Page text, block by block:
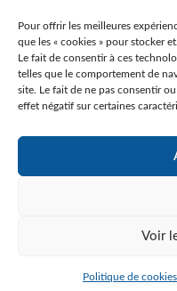
Pour offrir les meilleures
que les « cookies » pour stocker
Le fait de consentir à ces
telles que le comportement de
site. Le fait de ne pas consentir
effet négatif sur certaines
Voir
Politique de cookies